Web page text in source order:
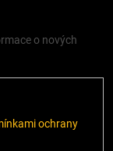
o nových
ochrany